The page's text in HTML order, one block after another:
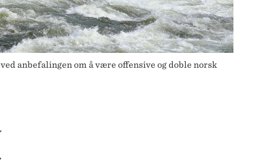
anbefalingen om å være offensive og doble norsk